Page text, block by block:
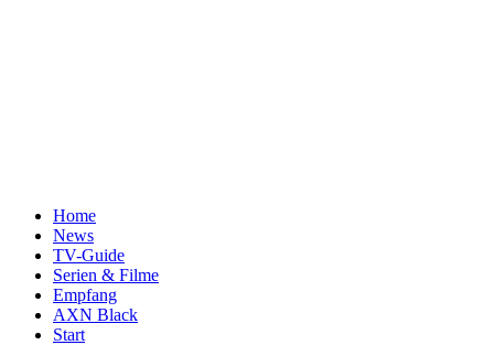
Home
News
TV-Guide
Serien & Filme
Empfang
AXN Black
Start